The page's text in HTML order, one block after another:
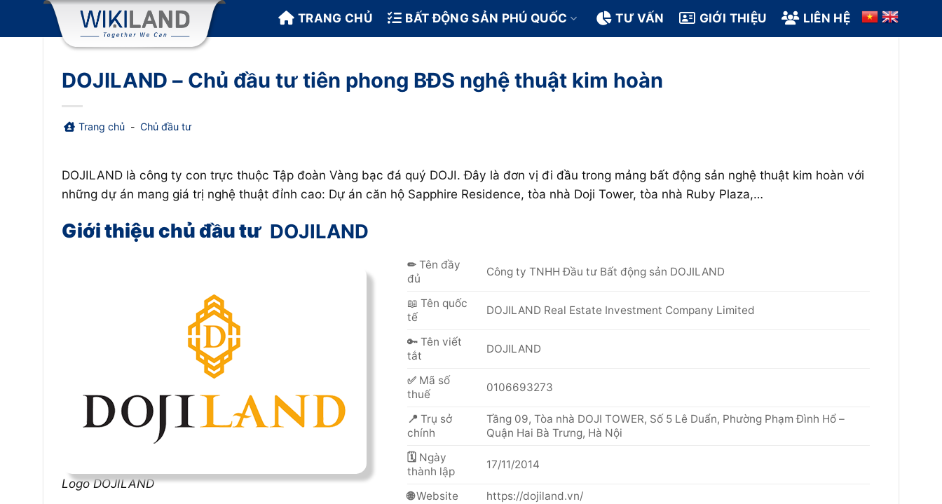
TRANG CHỦ BẤT ĐỘNG SẢN PHÚ QUỐC TƯ VẤN GIỚI THIỆU LIÊN HỆ
DOJILAND – Chủ đầu tư tiên phong BĐS nghệ thuật kim hoàn
Trang chủ - Chủ đầu tư
DOJILAND là công ty con trực thuộc Tập đoàn Vàng bạc đá quý DOJI. Đây là đơn vị đi đầu trong mảng bất động sản nghệ thuật kim hoàn với
những dự án mang giá trị nghệ thuật đỉnh cao: Dự án căn hộ Sapphire Residence, tòa nhà Doji Tower, tòa nhà Ruby Plaza,…
Giới thiệu chủ đầu tư DOJILAND
Logo DOJILAND
✏ Tên đầy
đủ
Công ty TNHH Đầu tư Bất động sản DOJILAND
📖 Tên quốc
tế
DOJILAND Real Estate Investment Company Limited
🔑 Tên viết
tắt
DOJILAND
✅ Mã số
thuế
0106693273
📍 Trụ sở
chính
Tầng 09, Tòa nhà DOJI TOWER, Số 5 Lê Duẩn, Phường Phạm Đình Hổ –
Quận Hai Bà Trưng, Hà Nội
🗓 Ngày
thành lập
17/11/2014
🌐Website https://dojiland.vn/